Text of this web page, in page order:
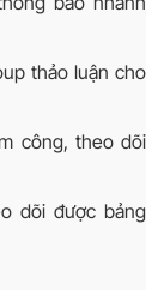
thảo luận cho
công, theo dõi
dõi được bảng